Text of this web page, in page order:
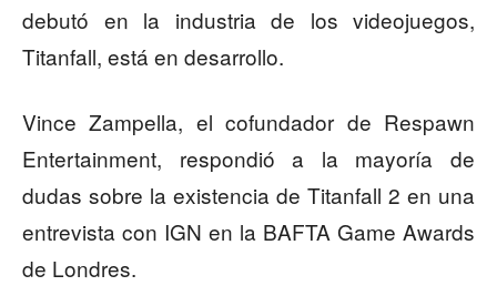
debutó en la industria de los videojuegos,
Titanfall, está en desarrollo.
Vince Zampella, el cofundador de Respawn
Entertainment, respondió a la mayoría de
dudas sobre la existencia de Titanfall 2 en una
entrevista con IGN en la BAFTA Game Awards
de Londres.